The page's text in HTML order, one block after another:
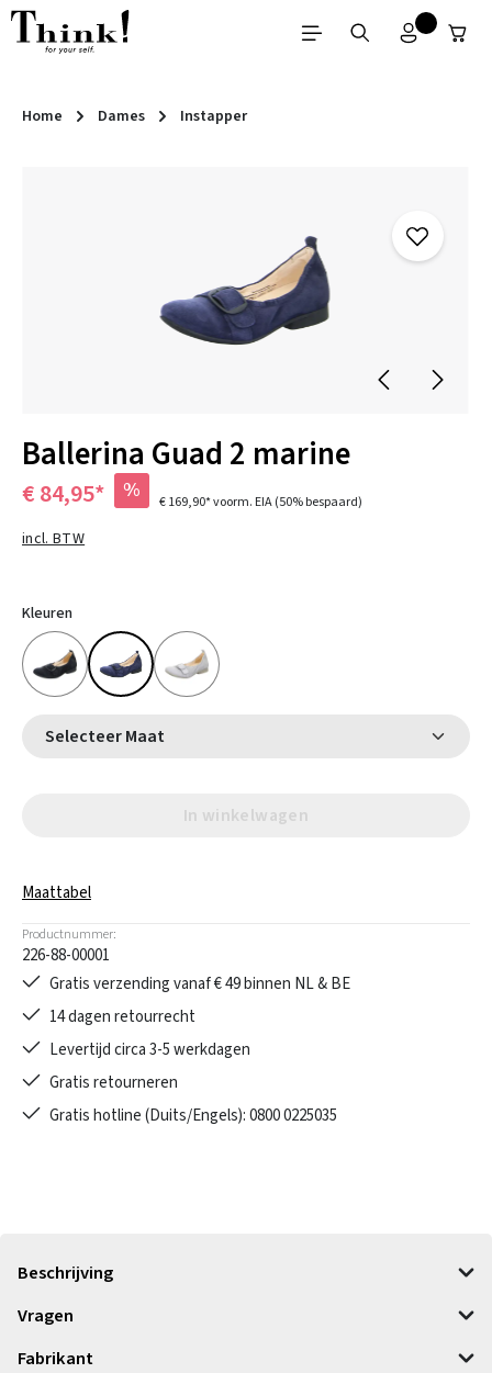
Ga naar de hoofdinhoud
Home Dames Instapper
Ballerina Guad 2 marine
€ 84,95* % € 169,90*voorm. EIA(50% bespaard)
incl. BTW
Kleuren
Selecteer Maat
In winkelwagen
Maattabel
Productnummer:
226-88-00001
Gratis verzending vanaf € 49 binnen NL & BE
14 dagen retourrecht
Levertijd circa 3-5 werkdagen
Gratis retourneren
Gratis hotline (Duits/Engels): 0800 0225035
Beschrijving
Vragen
Fabrikant